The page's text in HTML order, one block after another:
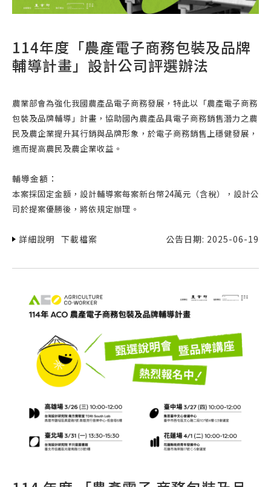
114年度「農產電子商務包裝及品牌
輔導計畫」設計公司評選辦法
農業部會為強化我國農產品電子商務發展，特此以「農產電子商務
包裝及品牌輔導」計畫，協助國內農產品具電子商務銷售潛力之農
民及農企業提升其行銷與品牌形象，於電子商務銷售上穩健發展，
進而提高農民及農企業收益。
輔導金額：
本案採固定金額，設計輔導案每案新台幣24萬元（含稅），設計公
司於提案優勝後，將依規定辦理。
詳細說明 下載檔案 公告日期: 2025-06-19